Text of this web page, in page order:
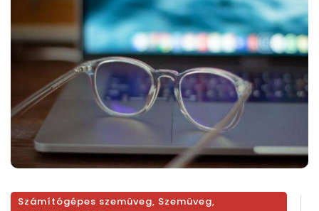
Számítógépes szemüveg, Szemüveg,